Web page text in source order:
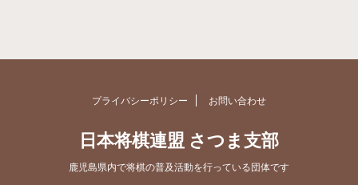
プライバシーポリシー お問い合わせ
日本将棋連盟 さつま支部
鹿児島県内で将棋の普及活動を行っている団体です